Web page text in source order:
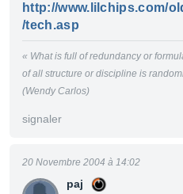
http://www.lilchips.com/
/tech.asp
« What is full of redundancy or
of all structure or discipline is
(Wendy Carlos)
signaler
paj
20 Novembre 2004 à 14:02